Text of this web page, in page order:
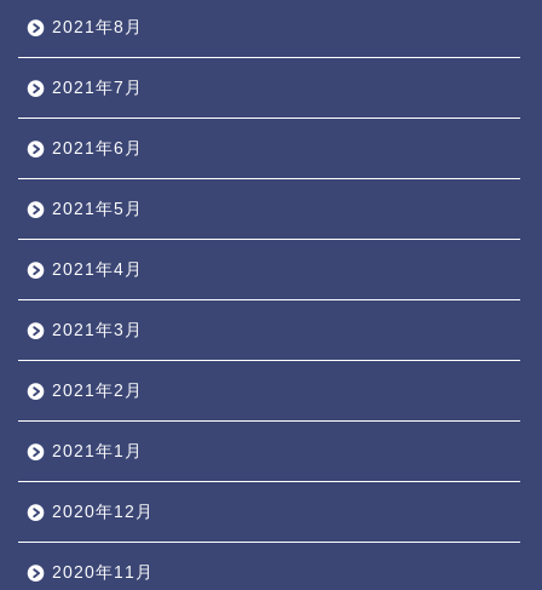
2021年8月
2021年7月
2021年6月
2021年5月
2021年4月
2021年3月
2021年2月
2021年1月
2020年12月
2020年11月